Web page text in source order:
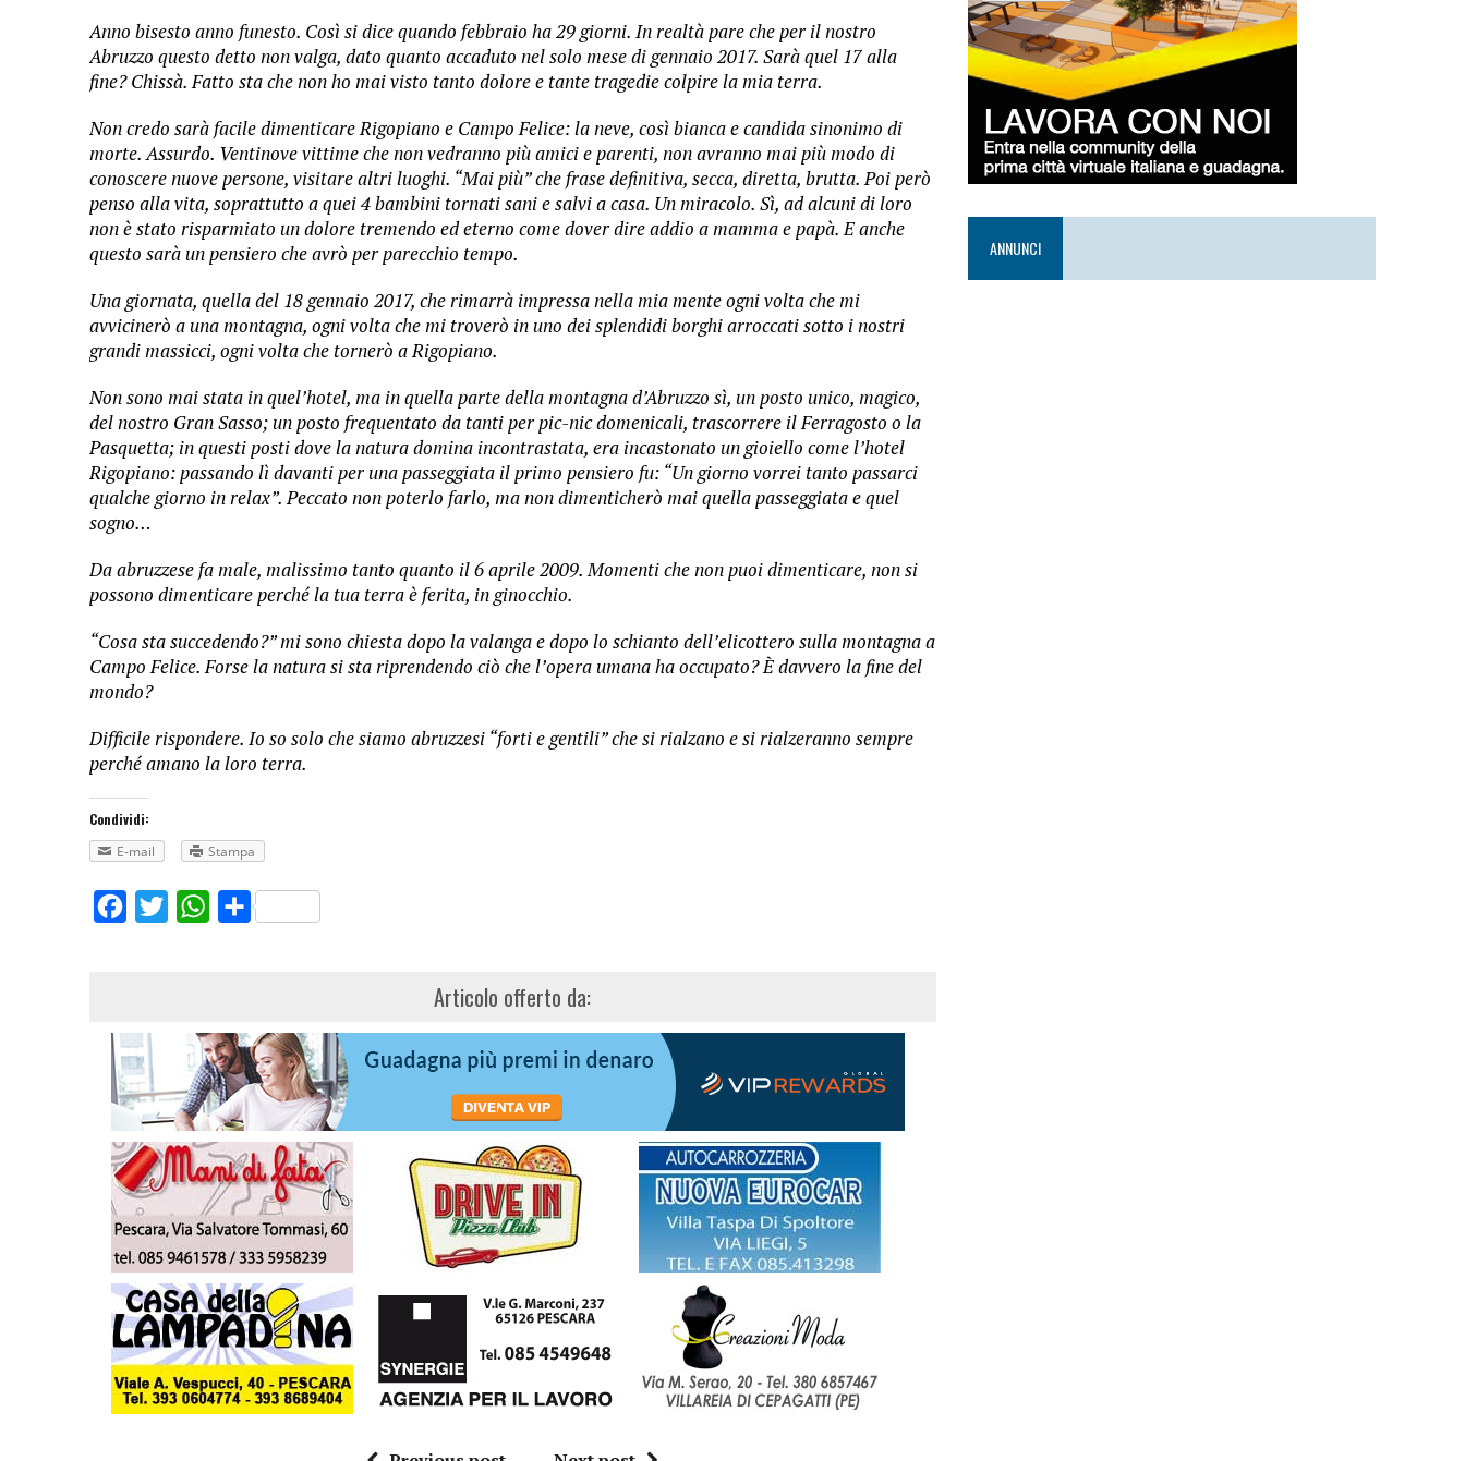
Anno bisesto anno funesto. Così si dice quando febbraio ha 29 giorni. In realtà pare che per il nostro
Abruzzo questo detto non valga, dato quanto accaduto nel solo mese di gennaio 2017. Sarà quel 17 alla
fine? Chissà. Fatto sta che non ho mai visto tanto dolore e tante tragedie colpire la mia terra.
Non credo sarà facile dimenticare Rigopiano e Campo Felice: la neve, così bianca e candida sinonimo di
morte. Assurdo. Ventinove vittime che non vedranno più amici e parenti, non avranno mai più modo di
conoscere nuove persone, visitare altri luoghi. “Mai più” che frase definitiva, secca, diretta, brutta. Poi però
penso alla vita, soprattutto a quei 4 bambini tornati sani e salvi a casa. Un miracolo. Sì, ad alcuni di loro
non è stato risparmiato un dolore tremendo ed eterno come dover dire addio a mamma e papà. E anche
questo sarà un pensiero che avrò per parecchio tempo.
Una giornata, quella del 18 gennaio 2017, che rimarrà impressa nella mia mente ogni volta che mi
avvicinerò a una montagna, ogni volta che mi troverò in uno dei splendidi borghi arroccati sotto i nostri
grandi massicci, ogni volta che tornerò a Rigopiano.
Non sono mai stata in quel’hotel, ma in quella parte della montagna d’Abruzzo sì, un posto unico, magico,
del nostro Gran Sasso; un posto frequentato da tanti per pic-nic domenicali, trascorrere il Ferragosto o la
Pasquetta; in questi posti dove la natura domina incontrastata, era incastonato un gioiello come l’hotel
Rigopiano: passando lì davanti per una passeggiata il primo pensiero fu: “Un giorno vorrei tanto passarci
qualche giorno in relax”. Peccato non poterlo farlo, ma non dimenticherò mai quella passeggiata e quel
sogno…
Da abruzzese fa male, malissimo tanto quanto il 6 aprile 2009. Momenti che non puoi dimenticare, non si
possono dimenticare perché la tua terra è ferita, in ginocchio.
“Cosa sta succedendo?” mi sono chiesta dopo la valanga e dopo lo schianto dell’elicottero sulla montagna a
Campo Felice. Forse la natura si sta riprendendo ciò che l’opera umana ha occupato? È davvero la fine del
mondo?
Difficile rispondere. Io so solo che siamo abruzzesi “forti e gentili” che si rialzano e si rialzeranno sempre
perché amano la loro terra.
Condividi:
E-mail
Stampa
FacebookTwitterWhatsApp
Share
Articolo offerto da:
ANNUNCI